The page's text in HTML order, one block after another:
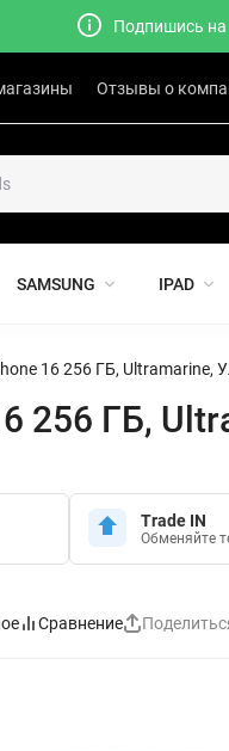
Подпишись на
Отзывы о
SAMSUNG IPAD
16 256 ГБ, Ultramarine,
256 ГБ,
Trade IN
Обменяйте
Сравнение